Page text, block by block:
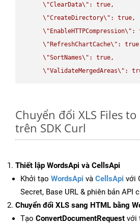
\"ClearData\" : true,
\"CreateDirectory\" : true,
\" EnableHTTPCompression\" :
\" RefreshChartCache\" :
\"SortNames\" : true,
\"ValidateMergedAreas\" :
Chuyển đổi XLS Files
trên SDK Curl
Thiết lập WordsApi và CellsApi
Khởi tạo WordsApi và CellsApi với
Secret, Base URL & phiên bản API
Chuyển đổi XLS sang HTML bằng
Tạo ConvertDocumentRequest với